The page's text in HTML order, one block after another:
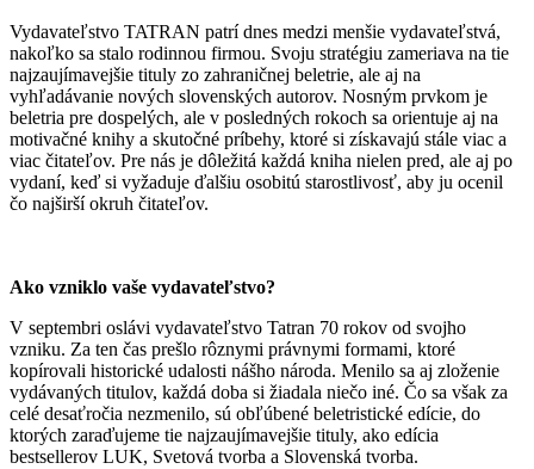
Vydavateľstvo TATRAN patrí dnes medzi menšie vydavateľstvá,
nakoľko sa stalo rodinnou firmou. Svoju stratégiu zameriava na tie
najzaujímavejšie tituly zo zahraničnej beletrie, ale aj na
vyhľadávanie nových slovenských autorov. Nosným prvkom je
beletria pre dospelých, ale v posledných rokoch sa orientuje aj na
motivačné knihy a skutočné príbehy, ktoré si získavajú stále viac a
viac čitateľov. Pre nás je dôležitá každá kniha nielen pred, ale aj po
vydaní, keď si vyžaduje ďalšiu osobitú starostlivosť, aby ju ocenil
čo najširší okruh čitateľov.
Ako vzniklo vaše vydavateľstvo?
V septembri oslávi vydavateľstvo Tatran 70 rokov od svojho
vzniku. Za ten čas prešlo rôznymi právnymi formami, ktoré
kopírovali historické udalosti nášho národa. Menilo sa aj zloženie
vydávaných titulov, každá doba si žiadala niečo iné. Čo sa však za
celé desaťročia nezmenilo, sú obľúbené beletristické edície, do
ktorých zaraďujeme tie najzaujímavejšie tituly, ako edícia
bestsellerov LUK, Svetová tvorba a Slovenská tvorba.